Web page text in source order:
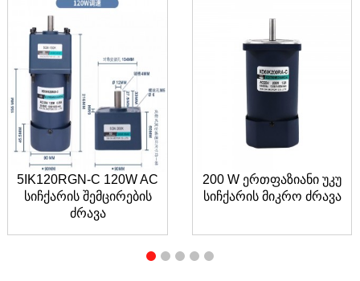
5IK120RGN-C 120W AC
სიჩქარის შემცირების
ძრავა
200 W ერთფაზიანი უკუ
სიჩქარის მიკრო ძრავა